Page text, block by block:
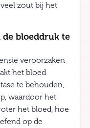
zout bij het
de bloeddruk te
veroorzaken
het bloed
te behouden,
waardoor het
het bloed, hoe
op de